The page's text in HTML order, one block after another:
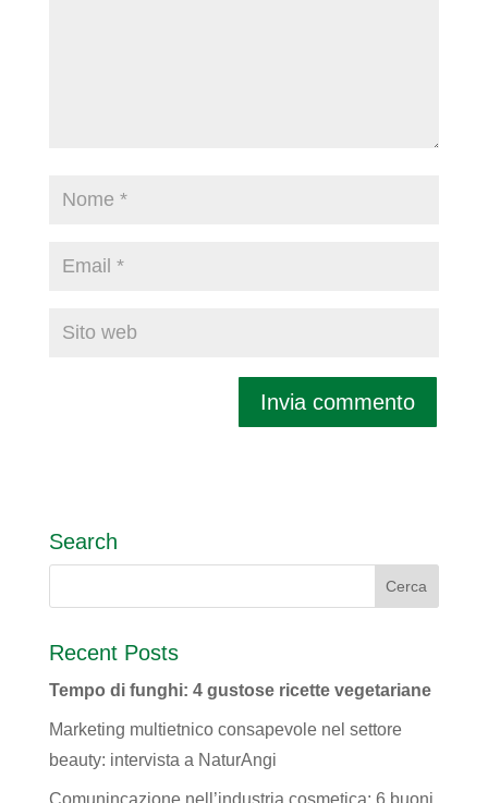
Search
Recent Posts
Tempo di funghi: 4 gustose ricette vegetariane
Marketing multietnico consapevole nel settore
beauty: intervista a NaturAngi
Comunincazione nell’industria cosmetica: 6 buoni